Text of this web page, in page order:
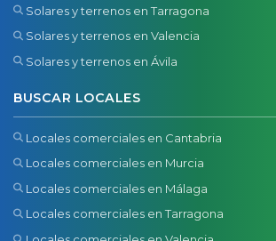
Solares y terrenos en Tarragona
Solares y terrenos en Valencia
Solares y terrenos en Ávila
BUSCAR LOCALES
Locales comerciales en Cantabria
Locales comerciales en Murcia
Locales comerciales en Málaga
Locales comerciales en Tarragona